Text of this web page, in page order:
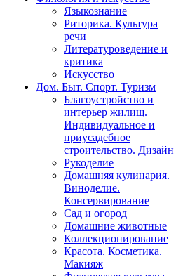
Языкознание
Риторика. Культура
речи
Литературоведение и
критика
Искусство
Дом. Быт. Спорт. Туризм
Благоустройство и
интерьер жилищ.
Индивидуальное и
приусадебное
строительство. Дизайн
Рукоделие
Домашняя кулинария.
Виноделие.
Консервирование
Сад и огород
Домашние животные
Коллекционирование
Красота. Косметика.
Макияж